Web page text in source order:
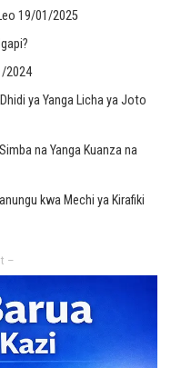
19/01/2025
2024
ya Yanga Licha ya Joto
na Yanga Kuanza na
kwa Mechi ya Kirafiki
–